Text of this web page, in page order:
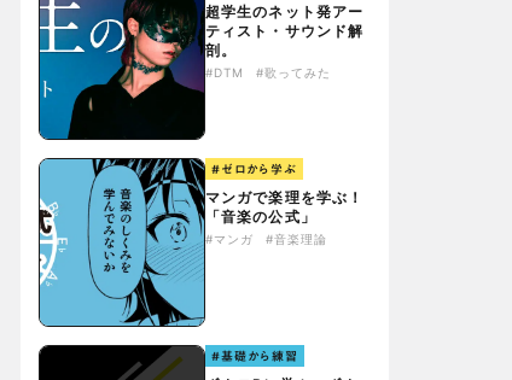
超学生のネット発アー
ティスト・サウンド解
剖。
#DTM #歌ってみた
#ゼロから学ぶ
マンガで楽理を学ぶ！
「音楽の公式」
#マンガ #音楽理論
#基礎から練習